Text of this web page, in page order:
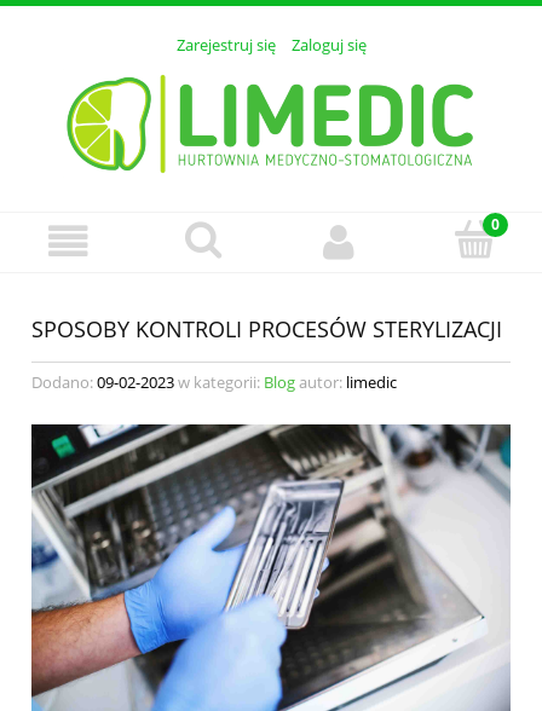
Zarejestruj się Zaloguj się
SPOSOBY KONTROLI PROCESÓW STERYLIZACJI
Dodano:09-02-2023w kategorii: Blogautor: limedic